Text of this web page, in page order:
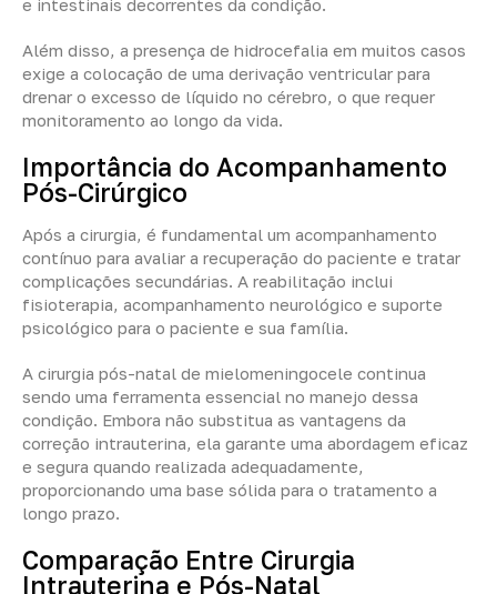
e intestinais decorrentes da condição.
Além disso, a presença de hidrocefalia em muitos casos
exige a colocação de uma derivação ventricular para
drenar o excesso de líquido no cérebro, o que requer
monitoramento ao longo da vida.
Importância do Acompanhamento
Pós-Cirúrgico
Após a cirurgia, é fundamental um acompanhamento
contínuo para avaliar a recuperação do paciente e tratar
complicações secundárias. A reabilitação inclui
fisioterapia, acompanhamento neurológico e suporte
psicológico para o paciente e sua família.
A cirurgia pós-natal de mielomeningocele continua
sendo uma ferramenta essencial no manejo dessa
condição. Embora não substitua as vantagens da
correção intrauterina, ela garante uma abordagem eficaz
e segura quando realizada adequadamente,
proporcionando uma base sólida para o tratamento a
longo prazo.
Comparação Entre Cirurgia
Intrauterina e Pós-Natal